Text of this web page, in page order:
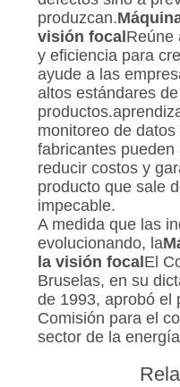
produzcan.
visión focal Reúne
y eficiencia para
ayude a las
altos estándares
monitoreo de
fabricantes
reducir costos y
producto que sale
impecable.
A medida que las
evolucionando, la
la visión focal El
Bruselas, en su
de 1993, aprobó el
Comisión para el
sector de la